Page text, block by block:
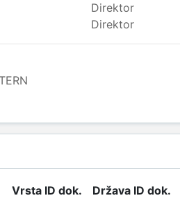
Direktor
Direktor
Vrsta ID dok. Država ID dok.